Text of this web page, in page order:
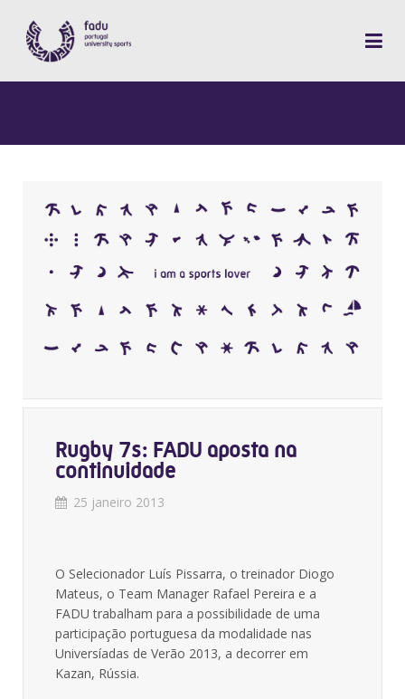
Rugby 7s: FADU aposta na
continuidade
25 janeiro 2013
O Selecionador Luís Pissarra, o treinador Diogo
Mateus, o Team Manager Rafael Pereira e a
FADU trabalham para a possibilidade de uma
participação portuguesa da modalidade nas
Universíadas de Verão 2013, a decorrer em
Kazan, Rússia.